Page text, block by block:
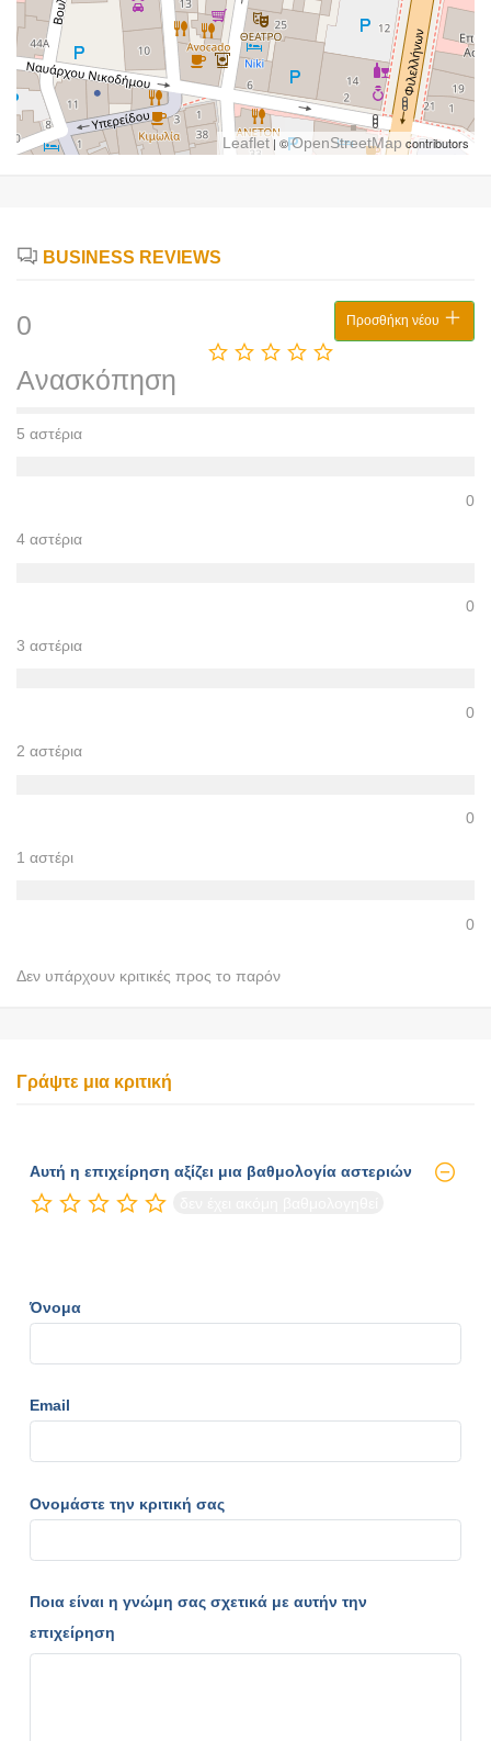
Leaflet| ©OpenStreetMap contributors
BUSINESS REVIEWS
0
Ανασκόπηση
Προσθήκη νέου
5 αστέρια
0
4 αστέρια
0
3 αστέρια
0
2 αστέρια
0
1 αστέρι
0
Δεν υπάρχουν κριτικές προς το παρόν
Γράψτε μια κριτική
Αυτή η επιχείρηση αξίζει μια βαθμολογία αστεριών
Όνομα
Email
Ονομάστε την κριτική σας
Ποια είναι η γνώμη σας σχετικά με αυτήν την
επιχείρηση